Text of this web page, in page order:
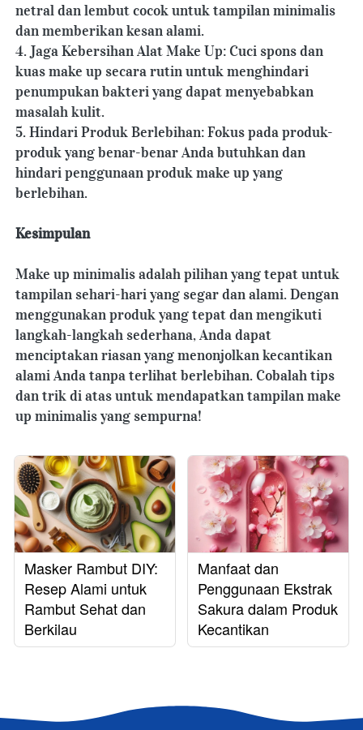
netral dan lembut cocok untuk tampilan minimalis
dan memberikan kesan alami.
4. Jaga Kebersihan Alat Make Up: Cuci spons dan
kuas make up secara rutin untuk menghindari
penumpukan bakteri yang dapat menyebabkan
masalah kulit.
5. Hindari Produk Berlebihan: Fokus pada produk-
produk yang benar-benar Anda butuhkan dan
hindari penggunaan produk make up yang
berlebihan.
Kesimpulan
Make up minimalis adalah pilihan yang tepat untuk
tampilan sehari-hari yang segar dan alami. Dengan
menggunakan produk yang tepat dan mengikuti
langkah-langkah sederhana, Anda dapat
menciptakan riasan yang menonjolkan kecantikan
alami Anda tanpa terlihat berlebihan. Cobalah tips
dan trik di atas untuk mendapatkan tampilan make
up minimalis yang sempurna!
Masker Rambut DIY:
Resep Alami untuk
Rambut Sehat dan
Berkilau
Manfaat dan
Penggunaan Ekstrak
Sakura dalam Produk
Kecantikan